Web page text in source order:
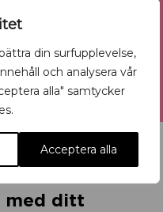
din surfupplevelse,
och analysera vår
alla" samtycker
Acceptera alla
med ditt